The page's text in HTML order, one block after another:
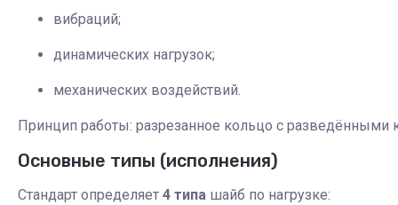
вибраций;
динамических нагрузок;
механических воздействий.
Принцип работы: разрезанное кольцо с разведёнными
Основные типы (исполнения)
Стандарт определяет 4 типа шайб по нагрузке: